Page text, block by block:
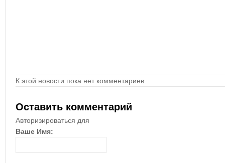
К этой новости пока нет комментариев.
Оставить комментарий
Авторизироваться для
Ваше Имя: